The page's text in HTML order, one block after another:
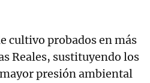
cultivo probados en más
Reales, sustituyendo los
presión ambiental